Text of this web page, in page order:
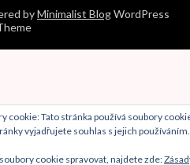
byMinimalist BlogWordPress
cookie: Tato stránka používá soubory
vyjadřujete souhlas s jejich používáním.
cookie spravovat, najdete zde: